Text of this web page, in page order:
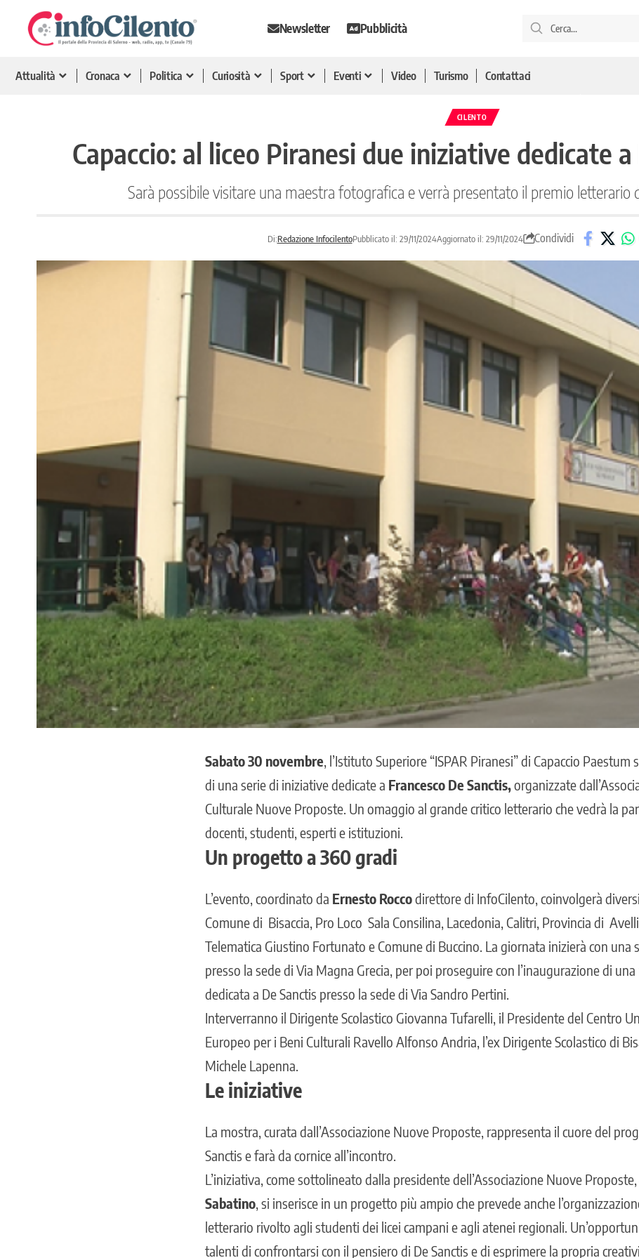
Newsletter Pubblicità
Attualità Cronaca Politica Curiosità Sport Eventi Video Turismo Contattaci
CILENTO
Capaccio: al liceo Piranesi due iniziative dedicate a
Sarà possibile visitare una maestra fotografica e verrà presentato il premio letterario
Di:Redazione InfocilentoPubblicato il: 29/11/2024Aggiornato il: 29/11/2024 Condividi
Sabato 30 novembre , l’Istituto Superiore “ISPAR Piranesi” di Capaccio Paestum
di una serie di iniziative dedicate a Francesco De Sanctis,organizzate
Culturale Nuove Proposte. Un omaggio al grande critico letterario che vedrà la
docenti, studenti, esperti e istituzioni.
Un progetto a 360 gradi
L’evento, coordinato da Ernesto Roccodirettore di InfoCilento, coinvolgerà
Comune di Bisaccia, Pro Loco Sala Consilina, Lacedonia, Calitri, Provincia di
Telematica Giustino Fortunato e Comune di Buccino. La giornata inizierà con una
presso la sede di Via Magna Grecia, per poi proseguire con l’inaugurazione di
dedicata a De Sanctis presso la sede di Via Sandro Pertini.
Interverranno il Dirigente Scolastico Giovanna Tufarelli, il Presidente del Centro
Europeo per i Beni Culturali Ravello Alfonso Andria, l’ex Dirigente Scolastico di
Michele Lapenna.
Le iniziative
La mostra, curata dall’Associazione Nuove Proposte, rappresenta il cuore del
Sanctis e farà da cornice all’incontro.
L’iniziativa, come sottolineato dalla presidente dell’Associazione Nuove Proposte,
Sabatino , si inserisce in un progetto più ampio che prevede anche
letterario rivolto agli studenti dei licei campani e agli atenei regionali.
talenti di confrontarsi con il pensiero di De Sanctis e di esprimere la propria